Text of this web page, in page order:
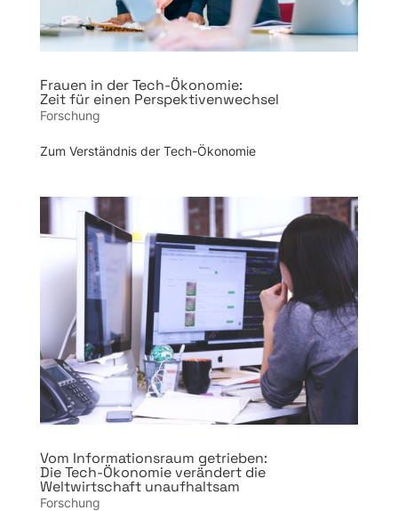
Frauen in der Tech-Ökonomie:
Zeit für einen Perspektiven­wechsel
Forschung
Zum Verständnis der Tech-Ökonomie
Vom Informationsraum getrieben:
Die Tech-Ökonomie verändert die
Weltwirtschaft unaufhaltsam
Forschung